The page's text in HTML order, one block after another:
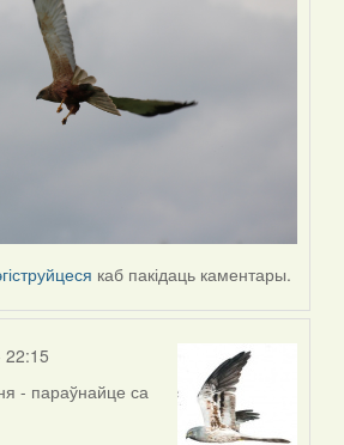
каб пакідаць каментары.
- параўнайце са